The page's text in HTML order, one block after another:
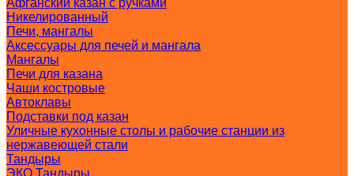
Афганский казан с ручками
Никелированный
Печи, мангалы
Аксессуары для печей и мангала
Мангалы
Печи для казана
Чаши костровые
Автоклавы
Подставки под казан
Уличные кухонные столы и рабочие станции из
нержавеющей стали
Тандыры
ЭКО Тандыры